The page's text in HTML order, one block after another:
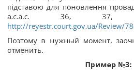
підставою для поновлення
а.с.а.с. 36, 37,
http://reyestr.court.gov.ua/Review/
Поэтому в нужный момент,
отменить.
Пример №3: